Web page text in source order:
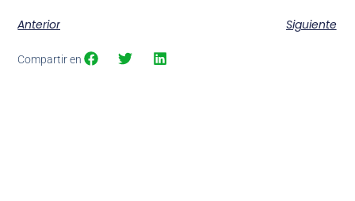
Anterior Siguiente
Compartir en